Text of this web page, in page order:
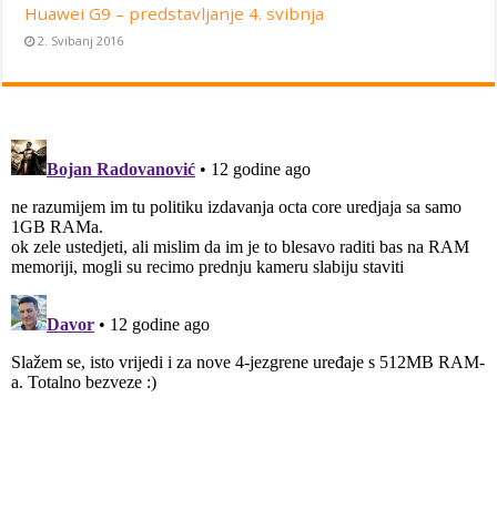
Huawei G9 – predstavljanje 4. svibnja
2. Svibanj 2016